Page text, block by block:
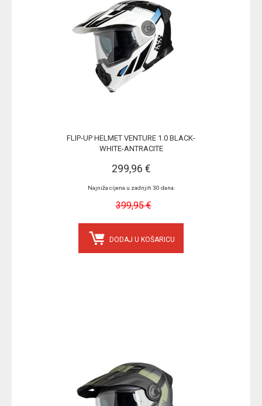
FLIP-UP HELMET VENTURE 1.0 BLACK-
WHITE-ANTRACITE
299,96 €
Najniža cijena u zadnjih 30 dana:
399,95 €
DODAJ U KOŠARICU